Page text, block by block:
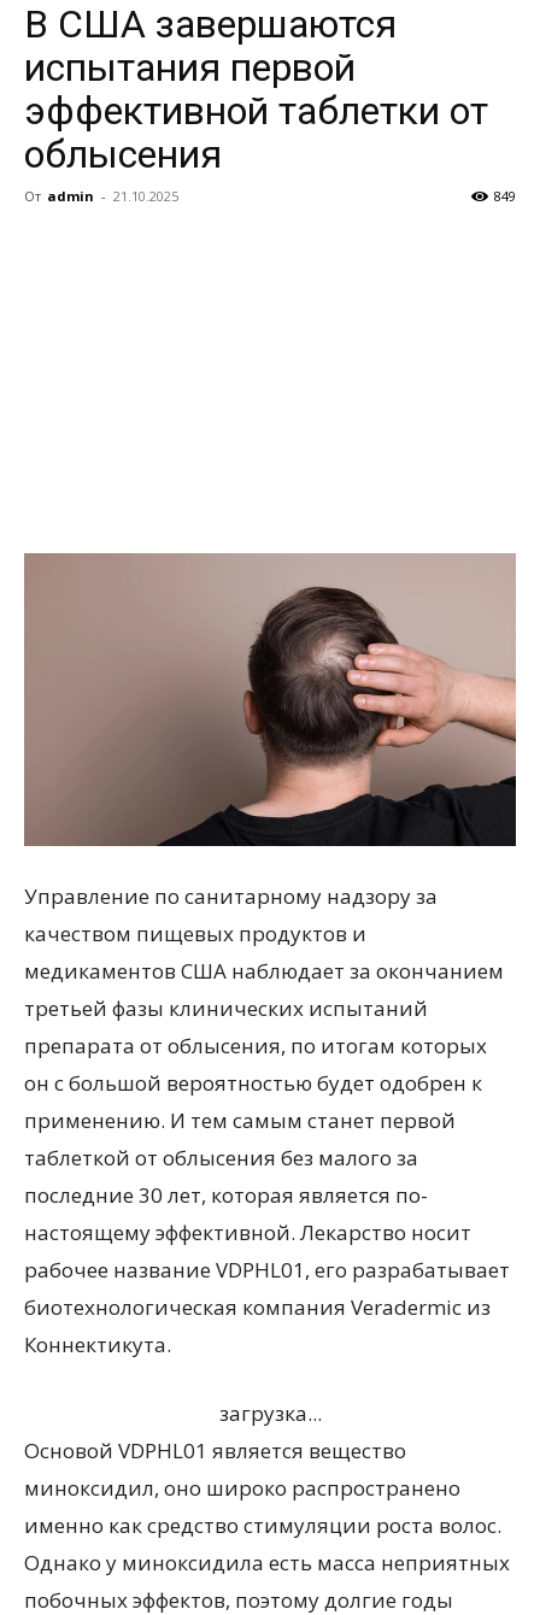
В США завершаются
испытания первой
эффективной таблетки от
облысения
От admin - 21.10.2025 849
Управление по санитарному надзору за
качеством пищевых продуктов и
медикаментов США наблюдает за окончанием
третьей фазы клинических испытаний
препарата от облысения, по итогам которых
он с большой вероятностью будет одобрен к
применению. И тем самым станет первой
таблеткой от облысения без малого за
последние 30 лет, которая является по-
настоящему эффективной. Лекарство носит
рабочее название VDPHL01, его разрабатывает
биотехнологическая компания Veradermic из
Коннектикута.
загрузка...
Основой VDPHL01 является вещество
миноксидил, оно широко распространено
именно как средство стимуляции роста волос.
Однако у миноксидила есть масса неприятных
побочных эффектов, поэтому долгие годы